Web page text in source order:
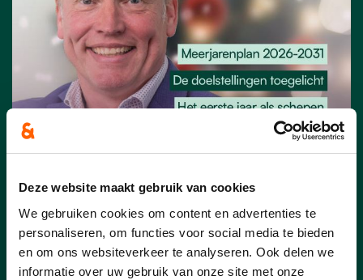
Deze website maakt gebruik van cookies
We gebruiken cookies om content en advertenties te
personaliseren, om functies voor social media te bieden
en om ons websiteverkeer te analyseren. Ook delen we
informatie over uw gebruik van onze site met onze
De Lantaarn januari 2026
voor de uitgave van de Lantaarn
van januari 2026 en maak kennis met